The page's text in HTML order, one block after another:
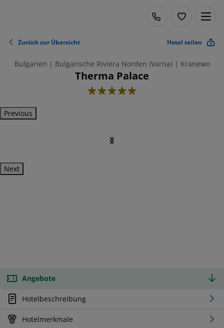
Zurück zur Übersicht Hotel teilen
Bulgarien | Bulgarische Riviera Norden (Varna) | Kranewo
Therma Palace
5
Previous
Next
Angebote
Hotelbeschreibung
Hotelmerkmale